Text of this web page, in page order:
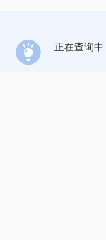
正在查询